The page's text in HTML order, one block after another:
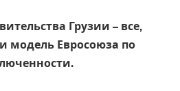
Грузии – все,
модель Евросоюза по